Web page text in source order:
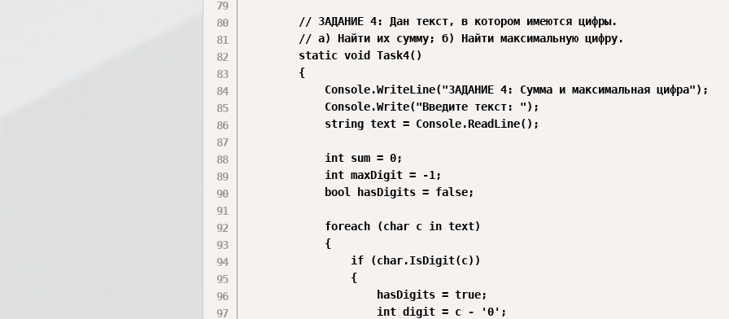
        // ЗАДАНИЕ 4: Дан текст, в котором имеются цифры.
        // а) Найти их сумму; б) Найти максимальную цифру.
        static void Task4()
        {
            Console.WriteLine("ЗАДАНИЕ 4: Сумма и максимальная цифра");
            Console.Write("Введите текст: ");
            string text = Console.ReadLine();
            int sum = 0;
            int maxDigit = -1;
            bool hasDigits = false;
            foreach (char c in text)
            {
                if (char.IsDigit(c))
                {
                    hasDigits = true;
                    int digit = c - '0';